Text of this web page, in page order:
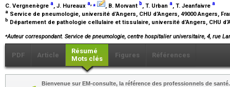
C. Vergnenègre a, J. Hureaux a,⁎ , B. Morvant b, T. Urban a, T. Jeanfaivre a
a Service de pneumologie, université d’Angers, CHU d’Angers, 49000 Angers,
b Département de pathologie cellulaire et tissulaire, université d’Angers, CHU
⁎Auteur correspondant. Service de pneumologie, centre hospitalier universitaire, 4, rue
PDF Article
Résumé
Mots clés
Figures Références
Bienvenue sur EM-consulte, la référence des professionnels de santé.